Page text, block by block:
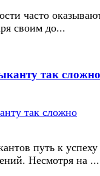
часто
своим до...
так сложно
путь к успеху
Несмотря на ...